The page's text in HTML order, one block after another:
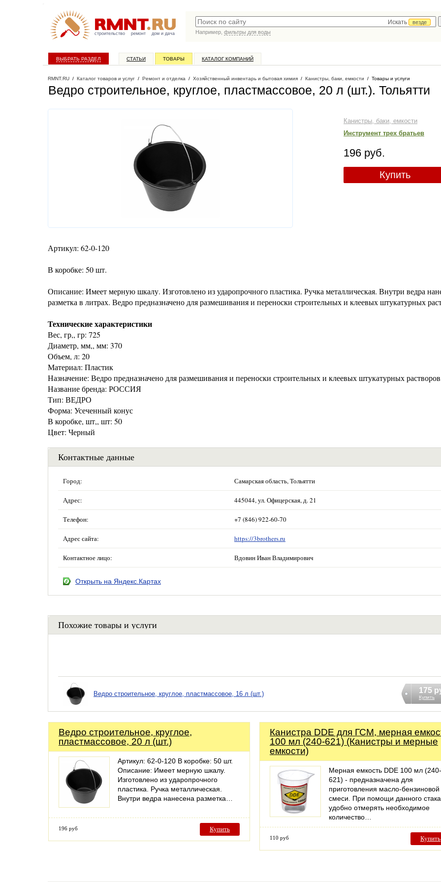
строительство ремонт дом и дача
Искать
везде
Например, фильтры для воды
ВЫБРАТЬ РАЗДЕЛ СТАТЬИ ТОВАРЫ КАТАЛОГ КОМПАНИЙ
RMNT.RU / Каталог товаров и услуг / Ремонт и отделка / Хозяйственный инвентарь и бытовая химия / Канистры, баки, емкости / Товары и услуги
Ведро строительное, круглое, пластмассовое, 20 л (шт.). Тольятти
Канистры, баки, емкости
Инструмент трех братьев
196 руб.
Купить
Артикул: 62-0-120
В коробке: 50 шт.
Описание: Имеет мерную шкалу. Изготовлено из ударопрочного пластика. Ручка металлическая. Внутри ведра
разметка в литрах. Ведро предназначено для размешивания и переноски строительных и клеевых штукатурных
Технические характеристики
Вес, гр,, гр: 725
Диаметр, мм,, мм: 370
Объем, л: 20
Материал: Пластик
Назначение: Ведро предназначено для размешивания и переноски строительных и клеевых штукатурных
Название бренда: РОССИЯ
Тип: ВЕДРО
Форма: Усеченный конус
В коробке, шт,, шт: 50
Цвет: Черный
Контактные данные
Город: Самарская область, Тольятти
Адрес: 445044, ул. Офицерская, д. 21
Телефон: +7 (846) 922-60-70
Адрес сайта: https://3brothers.ru
Контактное лицо: Вдовин Иван Владимирович
Открыть на Яндекс.Картах
Похожие товары и услуги
Ведро строительное, круглое, пластмассовое, 16 л (шт.) 175
Купить
Ведро строительное, круглое,
пластмассовое, 20 л (шт.)
Артикул: 62-0-120 В коробке: 50 шт.
Описание: Имеет мерную шкалу.
Изготовлено из ударопрочного
пластика. Ручка металлическая.
Внутри ведра нанесена разметка…
196 руб Купить
Канистра DDE для ГСМ, мерная
100 мл (240-621) (Канистры и мерные
емкости)
Мерная емкость DDE 100 мл (240-
621) - предназначена для
приготовления масло-бензиновой
смеси. При помощи данного
удобно отмерять необходимое
количество…
110 руб Купить